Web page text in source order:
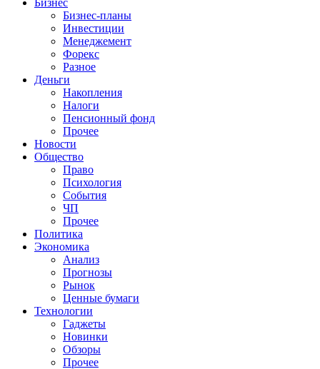
Бизнес
Бизнес-планы
Инвестиции
Менеджемент
Форекс
Разное
Деньги
Накопления
Налоги
Пенсионный фонд
Прочее
Новости
Общество
Право
Психология
События
ЧП
Прочее
Политика
Экономика
Анализ
Прогнозы
Рынок
Ценные бумаги
Технологии
Гаджеты
Новинки
Обзоры
Прочее